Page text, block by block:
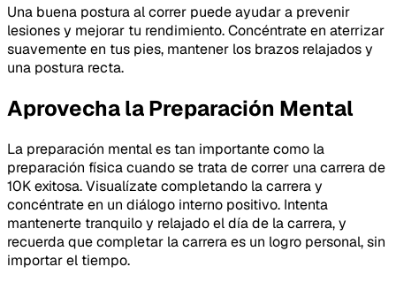
Una buena postura al correr puede ayudar a prevenir
lesiones y mejorar tu rendimiento. Concéntrate en aterrizar
suavemente en tus pies, mantener los brazos relajados y
una postura recta.
Aprovecha la Preparación Mental
La preparación mental es tan importante como la
preparación física cuando se trata de correr una carrera de
10K exitosa. Visualízate completando la carrera y
concéntrate en un diálogo interno positivo. Intenta
mantenerte tranquilo y relajado el día de la carrera, y
recuerda que completar la carrera es un logro personal, sin
importar el tiempo.